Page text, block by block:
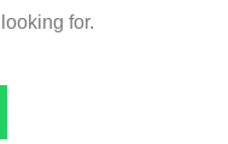
for.